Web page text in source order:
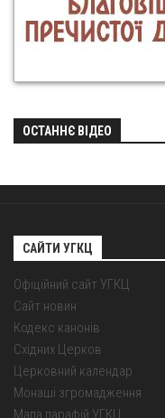
ОСТАННЄ ВІДЕО
САЙТИ УГКЦ
Офіційний сайт УГКЦ
Сайт новин
Кодекс канонів
Східних Церков
Церковний календар
Монаші згромадження
Мапа парафій УГКЦ